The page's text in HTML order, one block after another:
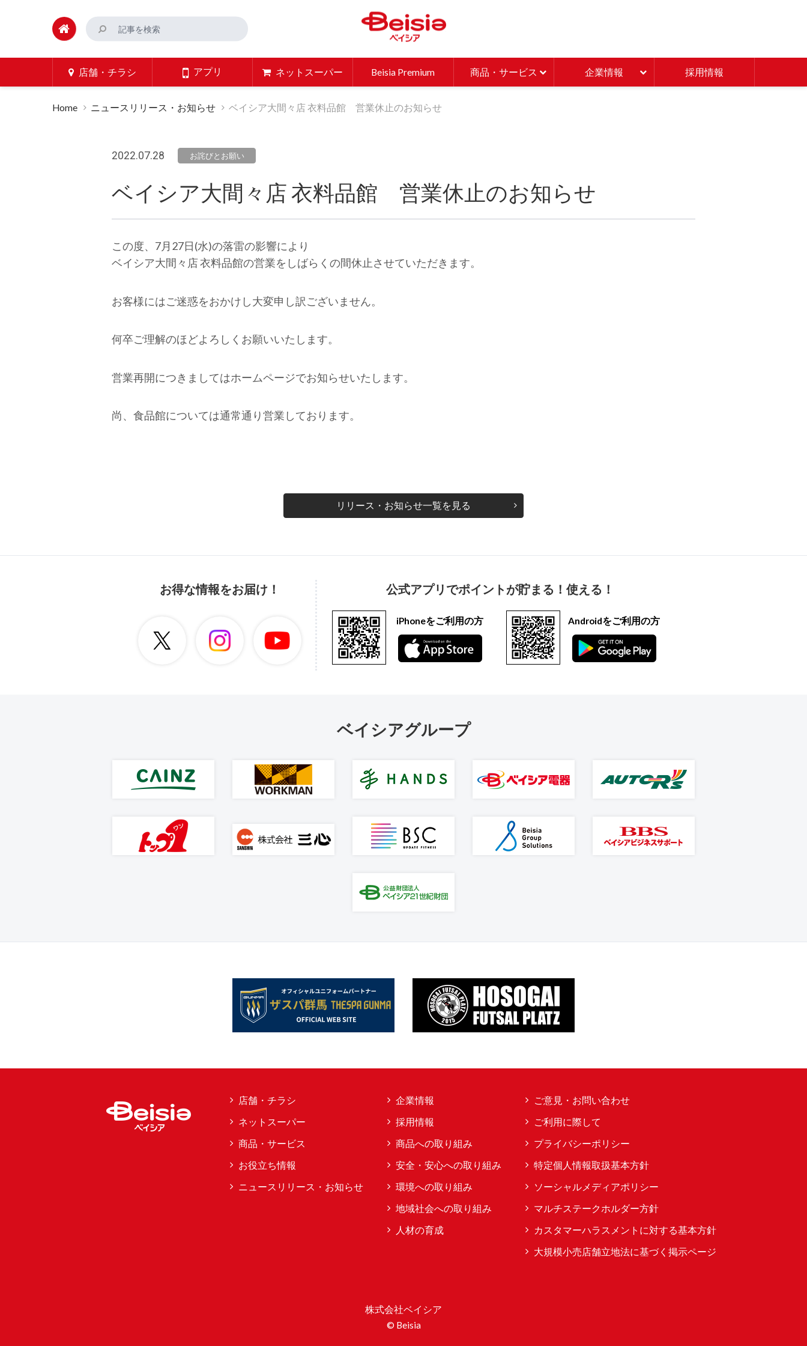
店舗・チラシ アプリ ネットスーパー Beisia Premium 商品・サービス 企業情報 採用情報
Home ニュースリリース・お知らせ ベイシア大間々店 衣料品館 営業休止のお知らせ
2022.07.28 お詫びとお願い
ベイシア大間々店 衣料品館 営業休止のお知らせ
この度、7月27日(水)の落雷の影響により
ベイシア大間々店 衣料品館の営業をしばらくの間休止させていただきます。
お客様にはご迷惑をおかけし大変申し訳ございません。
何卒ご理解のほどよろしくお願いいたします。
営業再開につきましてはホームページでお知らせいたします。
尚、食品館については通常通り営業しております。
リリース・お知らせ一覧を見る
お得な情報をお届け！ 公式アプリでポイントが貯まる！使える！
iPhoneをご利用の方 Androidをご利用の方
ベイシアグループ
店舗・チラシ
ネットスーパー
商品・サービス
お役立ち情報
ニュースリリース・お知らせ
企業情報
採用情報
商品への取り組み
安全・安心への取り組み
環境への取り組み
地域社会への取り組み
人材の育成
ご意見・お問い合わせ
ご利用に際して
プライバシーポリシー
特定個人情報取扱基本方針
ソーシャルメディアポリシー
マルチステークホルダー方針
カスタマーハラスメントに対する基本方針
大規模小売店舗立地法に基づく掲示ページ
株式会社ベイシア
© Beisia